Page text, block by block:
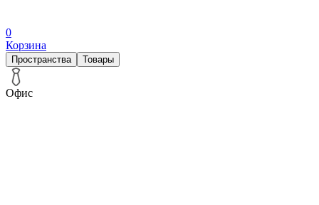
0
Корзина
Пространства Товары
Офис